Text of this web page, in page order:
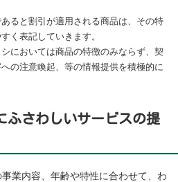
ると割引が適用される商品は、その特
く表記していきます。
においては商品の特徴のみならず、契
の注意喚起、等の情報提供を積極的に
ふさわしいサービスの提
業内容、年齢や特性に合わせて、わ